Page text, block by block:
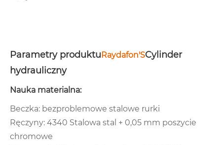
Parametry produktuRaydafon'SCylinder
hydrauliczny
Nauka materialna:
Beczka: bezproblemowe stalowe rurki
Ręczyny: 4340 Stalowa stal + 0,05 mm poszycie
chromowe